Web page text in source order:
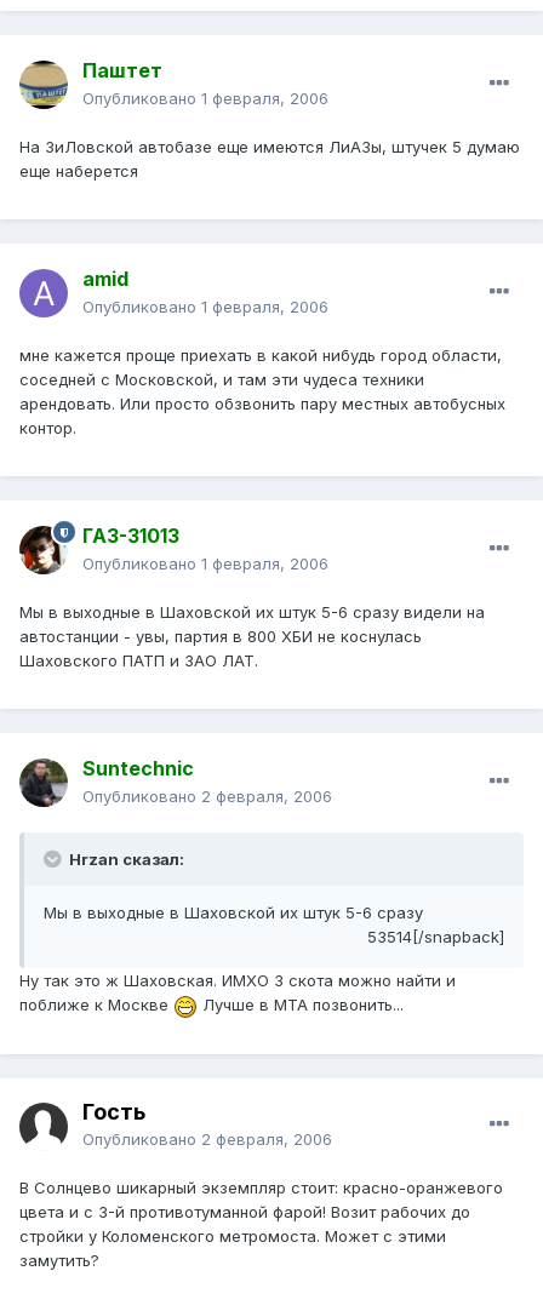
Паштет
Опубликовано 1 февраля, 2006
На ЗиЛовской автобазе еще имеются ЛиАЗы, штучек 5 думаю
еще наберется
amid
Опубликовано 1 февраля, 2006
мне кажется проще приехать в какой нибудь город области,
соседней с Московской, и там эти чудеса техники
арендовать. Или просто обзвонить пару местных автобусных
контор.
ГАЗ-31013
Опубликовано 1 февраля, 2006
Мы в выходные в Шаховской их штук 5-6 сразу видели на
автостанции - увы, партия в 800 ХБИ не коснулась
Шаховского ПАТП и ЗАО ЛАТ.
Suntechnic
Опубликовано 2 февраля, 2006
Hrzan сказал:
Мы в выходные в Шаховской их штук 5-6 сразу
53514[/snapback]
Ну так это ж Шаховская. ИМХО 3 скота можно найти и
поближе к Москве
Лучше в МТА позвонить...
Гость
Опубликовано 2 февраля, 2006
В Солнцево шикарный экземпляр стоит: красно-оранжевого
цвета и с 3-й противотуманной фарой! Возит рабочих до
стройки у Коломенского метромоста. Может с этими
замутить?